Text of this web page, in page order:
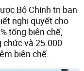
Bộ Chính trị ban
nghị quyết cho
tổng biên chế,
và 25.000
biên chế.